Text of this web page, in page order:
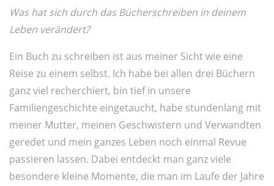
Was hat sich durch das Bücherschreiben in deinem
Leben verändert?
Ein Buch zu schreiben ist aus meiner Sicht wie eine
Reise zu einem selbst. Ich habe bei allen drei Büchern
ganz viel recherchiert, bin tief in unsere
Familiengeschichte eingetaucht, habe stundenlang mit
meiner Mutter, meinen Geschwistern und Verwandten
geredet und mein ganzes Leben noch einmal Revue
passieren lassen. Dabei entdeckt man ganz viele
besondere kleine Momente, die man im Laufe der Jahre